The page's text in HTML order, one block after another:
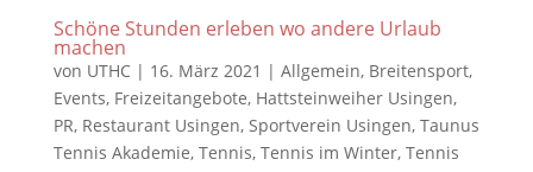
Schöne Stunden erleben wo andere Urlaub
machen
von UTHC| 16. März 2021 | Allgemein, Breitensport,
Events, Freizeitangebote, Hattsteinweiher Usingen,
PR, Restaurant Usingen, Sportverein Usingen, Taunus
Tennis Akademie, Tennis, Tennis im Winter, Tennis